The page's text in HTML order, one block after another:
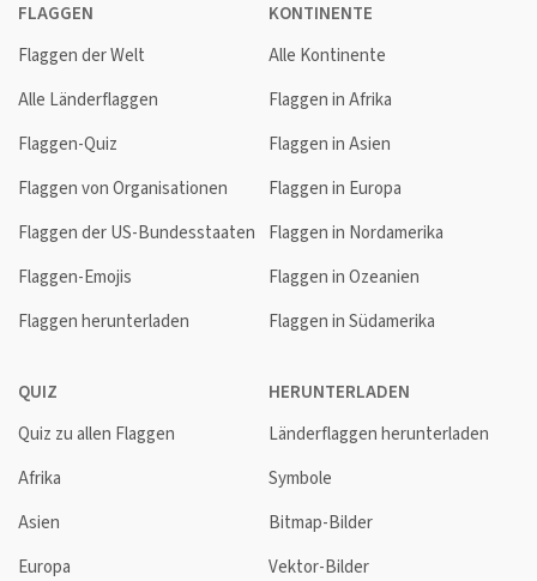
FLAGGEN
Flaggen der Welt
Alle Länderflaggen
Flaggen-Quiz
Flaggen von Organisationen
Flaggen der US-Bundesstaaten
Flaggen-Emojis
Flaggen herunterladen
KONTINENTE
Alle Kontinente
Flaggen in Afrika
Flaggen in Asien
Flaggen in Europa
Flaggen in Nordamerika
Flaggen in Ozeanien
Flaggen in Südamerika
QUIZ
Quiz zu allen Flaggen
Afrika
Asien
Europa
HERUNTERLADEN
Länderflaggen herunterladen
Symbole
Bitmap-Bilder
Vektor-Bilder